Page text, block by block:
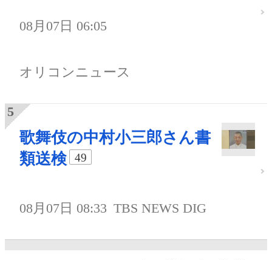
08月07日 06:05
オリコンニュース
歌舞伎の中村小三郎さん書
類送検
49
08月07日 08:33 TBS NEWS DIG